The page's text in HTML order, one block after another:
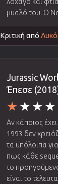
λοχαγό και
μυαλό του. Ο
Κριτική από
Jurassic
Έπεσε
Αν κάποιος
1993 δεν
τα υπόλοιπα
πως κάθε
το
είναι το